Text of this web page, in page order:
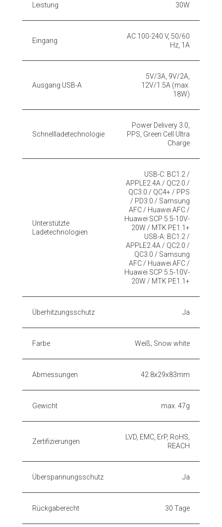
Leistung 30W
Eingang
AC 100-240 V, 50/60
Hz, 1A
Ausgang USB-A
5V/3A, 9V/2A,
12V/1.5A (max.
18W)
Schnellladetechnologie
Power Delivery 3.0,
PPS, Green Cell Ultra
Charge
Unterstützte
Ladetechnologien
USB-C: BC1.2 /
APPLE2.4A / QC2.0 /
QC3.0 / QC4+ / PPS
/ PD3.0 / Samsung
AFC / Huawei AFC /
Huawei SCP 5.5-10V-
20W / MTK PE1.1+
USB-A: BC1.2 /
APPLE2.4A / QC2.0 /
QC3.0 / Samsung
AFC / Huawei AFC /
Huawei SCP 5.5-10V-
20W / MTK PE1.1+
Überhitzungsschutz Ja
Farbe Weiß; Snow white
Abmessungen 42.8x29x83mm
Gewicht max. 47g
Zertifizierungen
LVD, EMC, ErP, RoHS,
REACH
Überspannungsschutz Ja
Rückgaberecht 30 Tage